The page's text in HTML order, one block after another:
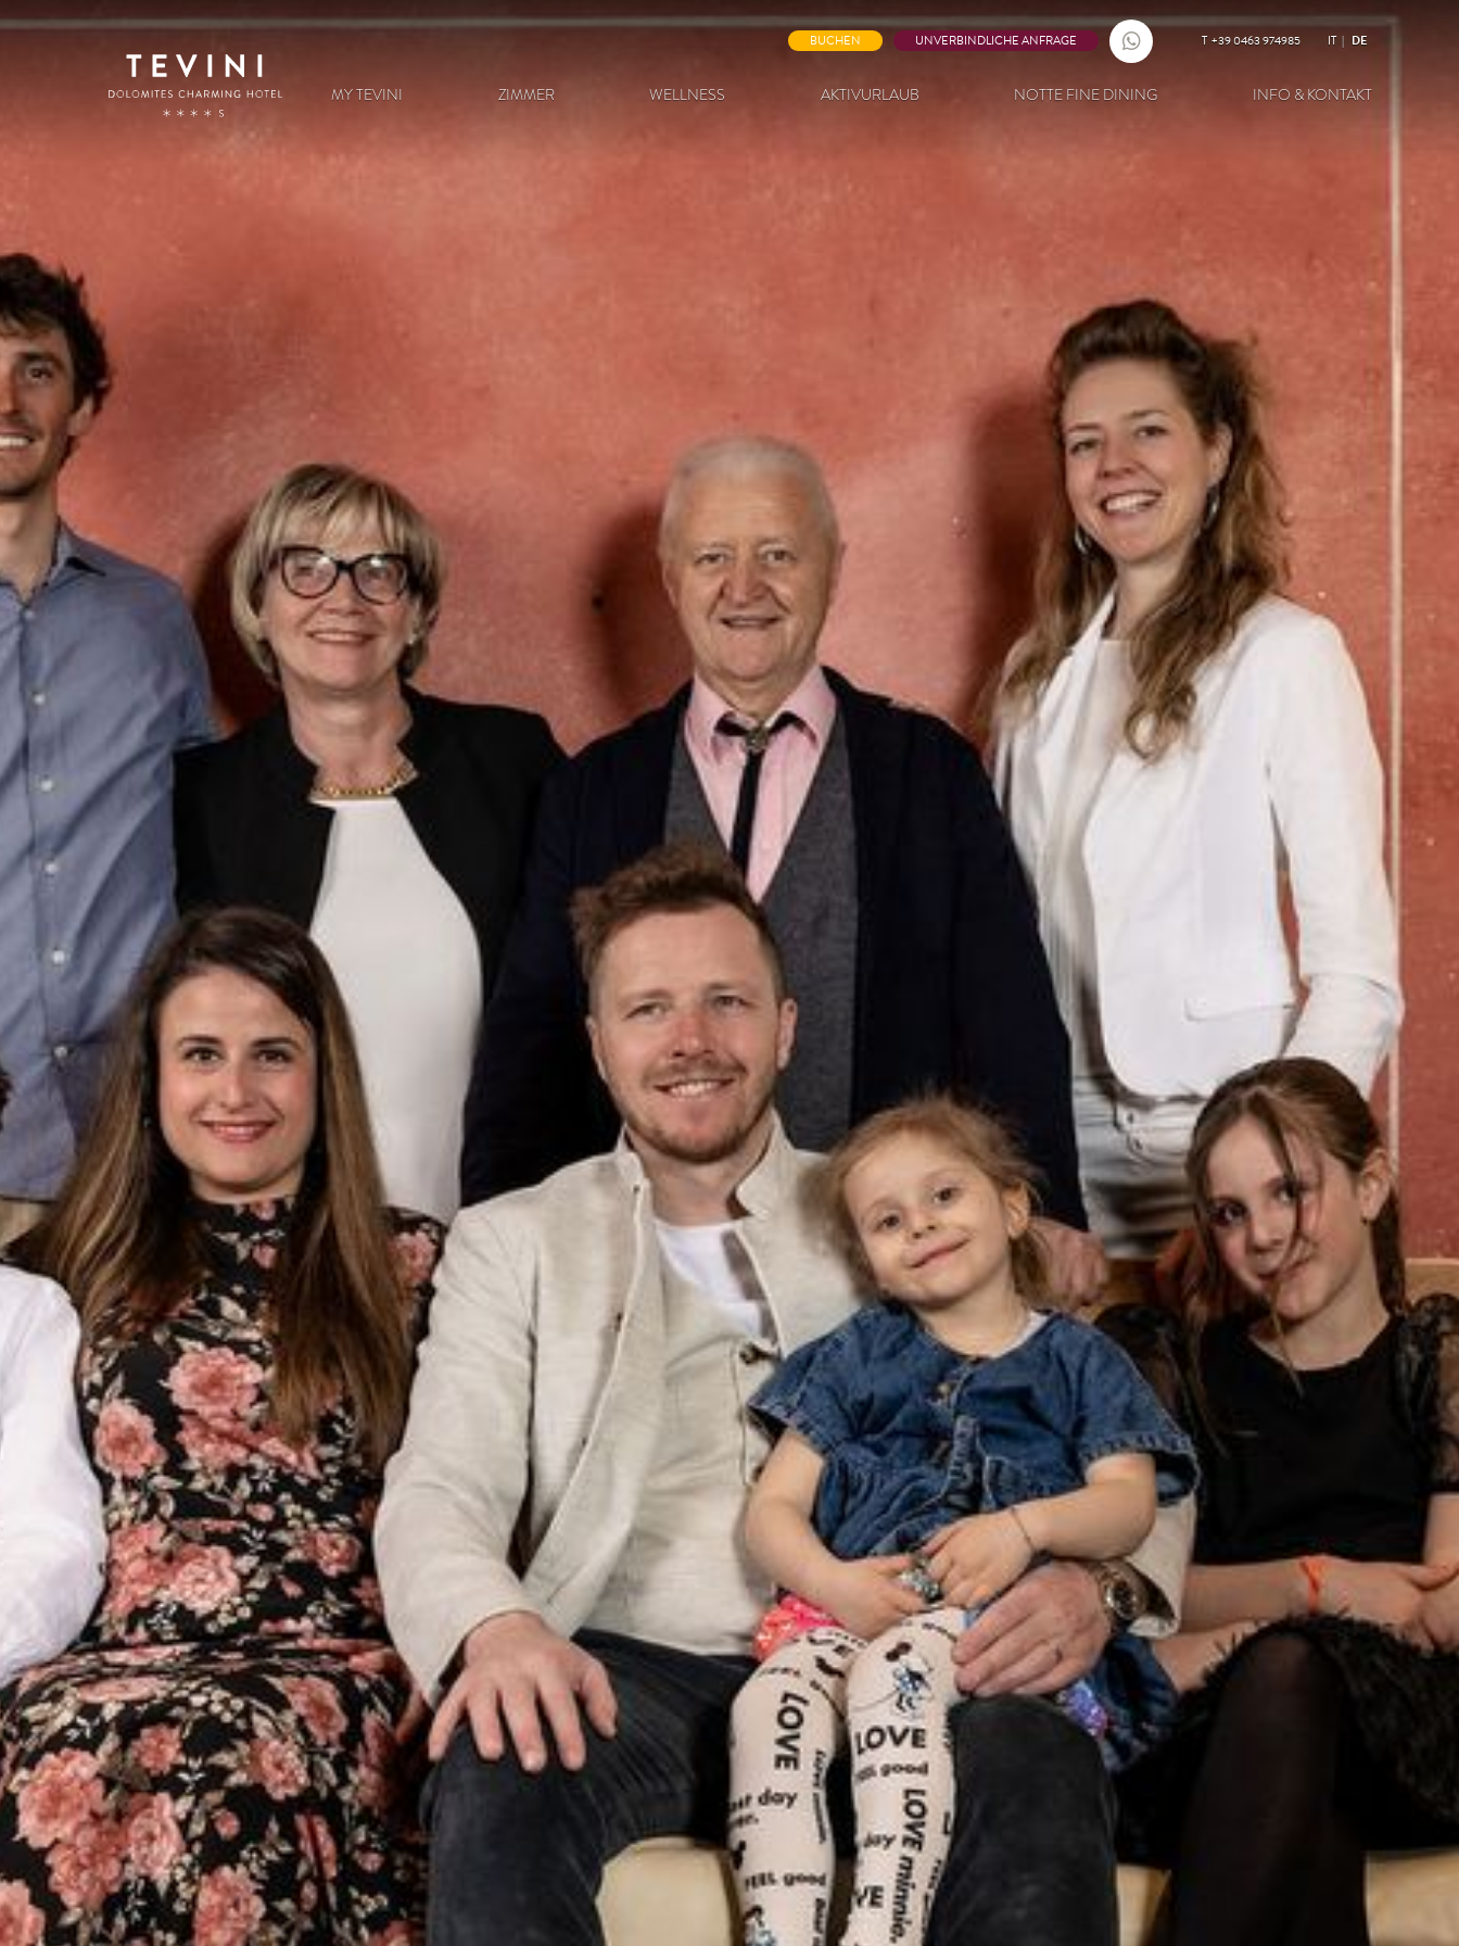
BUCHEN UNVERBINDLICHE ANFRAGE T+39 0463 974985 IT DE
MY TEVINI ZIMMER WELLNESS AKTIVURLAUB NOTTE FINE DINING INFO & KONTAKT